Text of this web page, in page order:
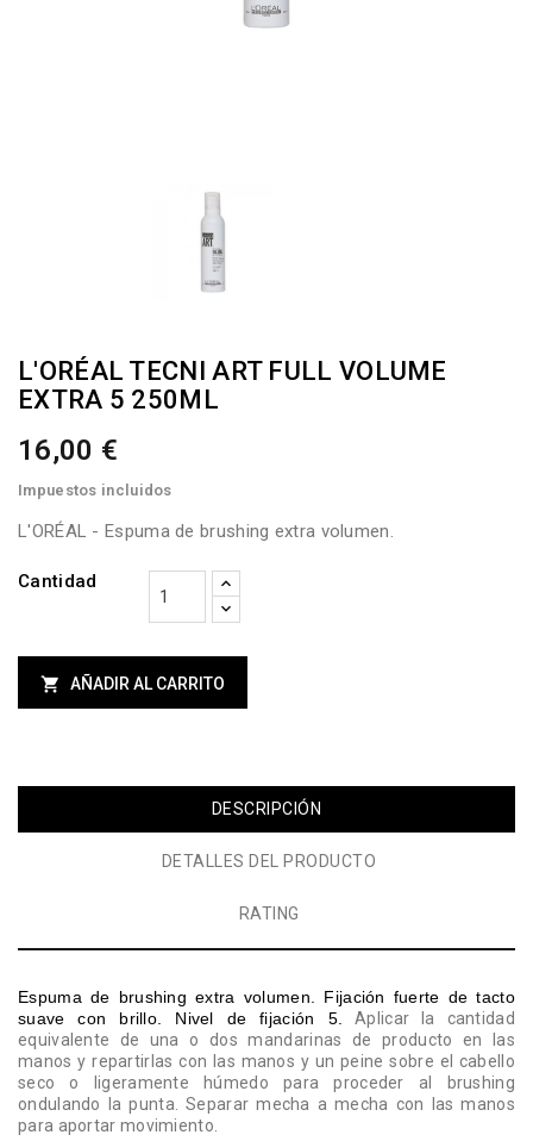
L'ORÉAL TECNI ART FULL VOLUME
EXTRA 5 250ML
16,00 €
Impuestos incluidos
L'ORÉAL - Espuma de brushing extra volumen.
Cantidad
 AÑADIR AL CARRITO
DESCRIPCIÓN
DETALLES DEL PRODUCTO
RATING
Espuma de brushing extra volumen. Fijación fuerte de tacto
suave con brillo. Nivel de fijación 5.
Aplicar la cantidad
equivalente de una o dos mandarinas de producto en las
manos y repartirlas con las manos y un peine sobre el cabello
seco o ligeramente húmedo para proceder al brushing
ondulando la punta. Separar mecha a mecha con las manos
para aportar movimiento.